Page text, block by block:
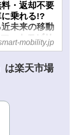
・返却不要
に乗れる!?
未来の移動
ートモビリ
mobility.jp
は楽天市場